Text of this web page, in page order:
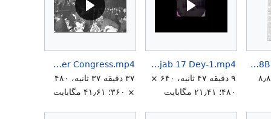
SeyyedJavadiExecutionsConfiscations28Bahmsn1357.jpg
۶٬۶۷۱؛ ۸٫۸۴
Shahanshah Aryamehr Shahbanou Kashfeh Hejab 17 Dey-1.mp4
۹ دقیقه ۴۷ ثانیه، ۶۴۰ ×
۴۸۰؛ ۲۱٫۴۱ مگابایت
ShahanShah Aryamehr Speech 19 Dey 1341 Farmer Congress.mp4
۳۷ دقیقه ۳۷ ثانیه، ۴۸۰
× ۳۶۰؛ ۴۱٫۶۱ مگابایت